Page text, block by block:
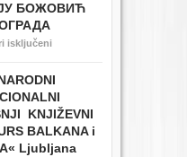
БОЖОВИЋ
isključeni
KNJIŽEVNI
BALKANA i
Ljubljana